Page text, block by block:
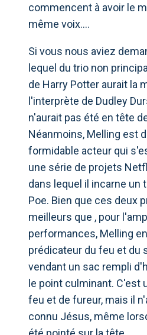
commencent à avoir le
même voix….
Si vous nous aviez
lequel du trio non
de Harry Potter aurait la
l'interprète de Dudley
n'aurait pas été en tête
Néanmoins, Melling est
formidable acteur qui
une série de projets
dans lequel il incarne un
Poe. Bien que ces deux
meilleurs que , pour
performances, Melling
prédicateur du feu et du
vendant un sac rempli
le point culminant. C'est
feu et de fureur, mais il
connu Jésus, même